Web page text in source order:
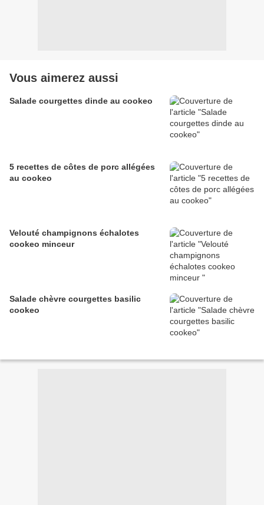
Vous aimerez aussi
Salade courgettes dinde au cookeo
5 recettes de côtes de porc allégées
au cookeo
Velouté champignons échalotes
cookeo minceur
Salade chèvre courgettes basilic
cookeo